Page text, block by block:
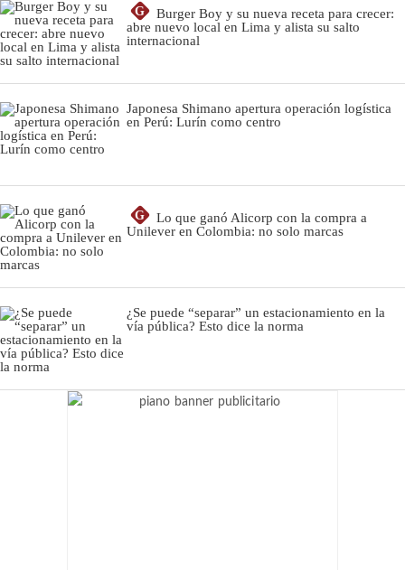
G
Burger Boy y su nueva receta para crecer:
abre nuevo local en Lima y alista su salto
internacional
Japonesa Shimano apertura operación logística
en Perú: Lurín como centro
G
Lo que ganó Alicorp con la compra a
Unilever en Colombia: no solo marcas
¿Se puede “separar” un estacionamiento en la
vía pública? Esto dice la norma